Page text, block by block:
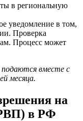
в региональную
уведомление в том,
Проверка
Процесс может
вместе с
месяца.
на
в РФ